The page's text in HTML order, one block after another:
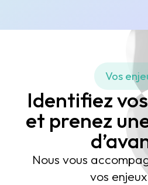
Vos
Identifiez
et prenez
Nous vous
vos